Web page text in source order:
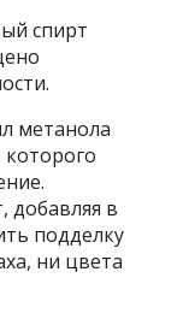
спирт
метанола
добавляя в
подделку
ни цвета